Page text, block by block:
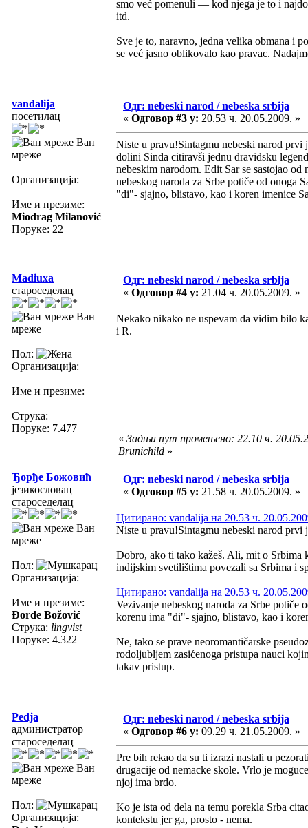
smo već pomenuli — kod njega je to i
itd.
Sve je to, naravno, jedna velika obmana i
se već jasno oblikovalo kao pravac.
vandalija
посетилац
Ван
мреже
Организација:
Име и презиме:
Miodrag Milanović
Поруке: 22
Одг: nebeski narod / nebeska srbija
« Одговор #3 у: 20.53 ч. 20.05.2009. »
Niste u pravu!Sintagmu nebeski narod
dolini Sinda citiravši jednu dravidsku
nebeskim narodom. Edit Sar se sastojao
nebeskog naroda za Srbe potiče od onoga
"di"- sjajno, blistavo, kao i koren imenice
Madiuxa
староседелац
Ван
мреже
Пол:
Организација:
Име и презиме:
Струка:
Поруке: 7.477
Одг: nebeski narod / nebeska srbija
« Одговор #4 у: 21.04 ч. 20.05.2009. »
Nekako nikako ne uspevam da vidim bilo
i R.
« Задњи пут промењено: 22.10 ч.
Brunichild »
Ђорђе Божовић
језикословац
староседелац
Ван
мреже
Пол:
Организација:
Име и презиме:
Đorđe Božović
Струка: lingvist
Поруке: 4.322
Одг: nebeski narod / nebeska srbija
« Одговор #5 у: 21.58 ч. 20.05.2009. »
Цитирано: vandalija на 20.53 ч.
Niste u pravu!Sintagmu nebeski narod
Dobro, ako ti tako kažeš. Ali, mit o Srbima
indijskim svetilištima povezali sa Srbima i
Цитирано: vandalija на 20.53 ч.
Vezivanje nebeskog naroda za Srbe potiče
korenu ima "di"- sjajno, blistavo, kao i
Ne, tako se prave neoromantičarske
rodoljubljem zasićenoga pristupa nauci
takav pristup.
Pedja
администратор
староседелац
Ван
мреже
Пол:
Организација:
Одг: nebeski narod / nebeska srbija
« Одговор #6 у: 09.29 ч. 21.05.2009. »
Pre bih rekao da su ti izrazi nastali u
drugacije od nemacke skole. Vrlo je
njoj ima brdo.
Ko je ista od dela na temu porekla Srba
kontekstu jer ga, prosto - nema.